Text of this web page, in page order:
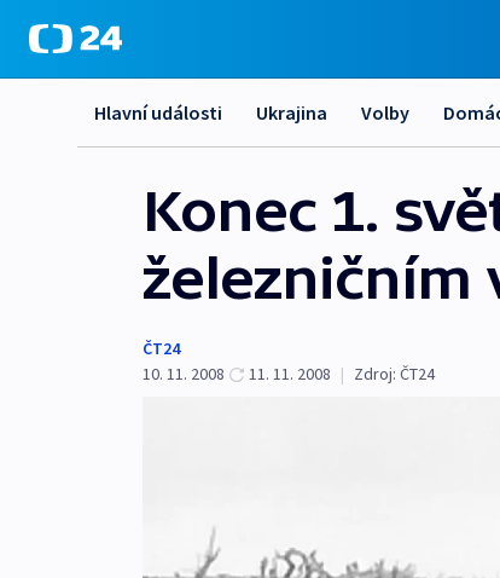
Hlavní události Ukrajina Volby
Konec 1.
železničním
ČT24
10. 11. 2008
11. 11. 2008 | Zdroj: ČT24